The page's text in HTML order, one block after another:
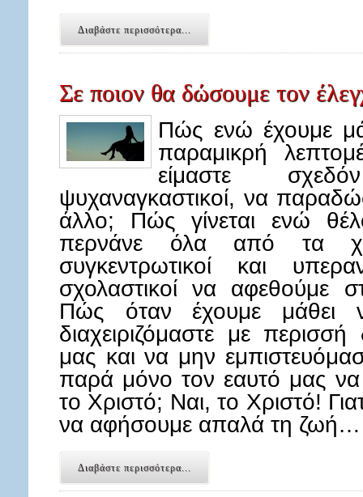
Διαβάστε περισσότερα...
Σε ποιον θα δώσουμε τον
Πώς ενώ έχουμε
παραμικρή
είμαστε
ψυχαναγκαστικοί, να
άλλο; Πώς γίνεται ενώ
περνάνε όλα από τα
συγκεντρωτικοί και
σχολαστικοί να αφεθούμε
Πώς όταν έχουμε μάθει
διαχειριζόμαστε με περισσή
μας και να μην
παρά μόνο τον εαυτό μας
το Χριστό; Ναι, το Χριστό!
να αφήσουμε απαλά τη ζωή…
Διαβάστε περισσότερα...